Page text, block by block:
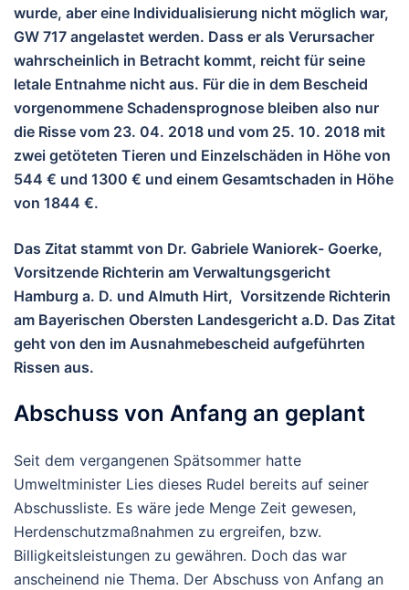
wurde, aber eine Individualisierung nicht möglich war,
GW 717 angelastet werden. Dass er als Verursacher
wahrscheinlich in Betracht kommt, reicht für seine
letale Entnahme nicht aus. Für die in dem Bescheid
vorgenommene Schadensprognose bleiben also nur
die Risse vom 23. 04. 2018 und vom 25. 10. 2018 mit
zwei getöteten Tieren und Einzelschäden in Höhe von
544 € und 1300 € und einem Gesamtschaden in Höhe
von 1844 €.
Das Zitat stammt von Dr. Gabriele Waniorek- Goerke,
Vorsitzende Richterin am Verwaltungsgericht
Hamburg a. D. und Almuth Hirt, Vorsitzende Richterin
am Bayerischen Obersten Landesgericht a.D. Das Zitat
geht von den im Ausnahmebescheid aufgeführten
Rissen aus.
Abschuss von Anfang an geplant
Seit dem vergangenen Spätsommer hatte
Umweltminister Lies dieses Rudel bereits auf seiner
Abschussliste. Es wäre jede Menge Zeit gewesen,
Herdenschutzmaßnahmen zu ergreifen, bzw.
Billigkeitsleistungen zu gewähren. Doch das war
anscheinend nie Thema. Der Abschuss von Anfang an